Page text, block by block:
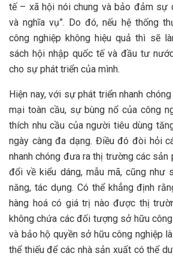
tế – xã hội nói chung và bảo đảm sự
và nghĩa vụ”. Do đó, nếu hệ thống
công nghiệp không hiệu quả thì sẽ
sách hội nhập quốc tế và đầu tư
cho sự phát triển của mình.
Hiện nay, với sự phát triển nhanh
mại toàn cầu, sự bùng nổ của công
thích nhu cầu của người tiêu dùng
ngày càng đa dạng. Điều đó đòi hỏi
nhanh chóng đưa ra thị trường các
đổi về kiểu dáng, mẫu mã, cũng như
năng, tác dụng. Có thể khẳng định
hàng hoá có giá trị nào được thị
không chứa các đối tượng sở hữu
và bảo hộ quyền sở hữu công nghiệp
thể thiếu để các nhà sản xuất có thể